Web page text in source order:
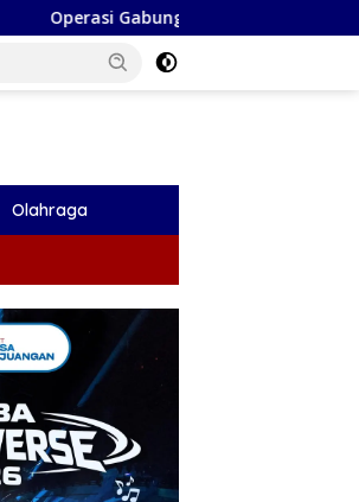
Ngraho Nihil Rokok Ilegal, Kesadaran
Olahraga